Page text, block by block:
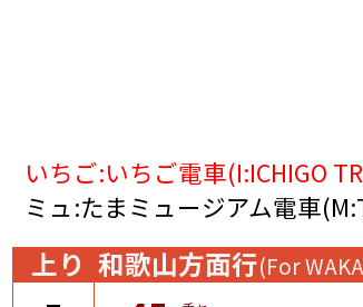
いちご:いちご電車(I:ICHIGO
ミュ:たまミュージアム電車
上り 和歌山方面行(For